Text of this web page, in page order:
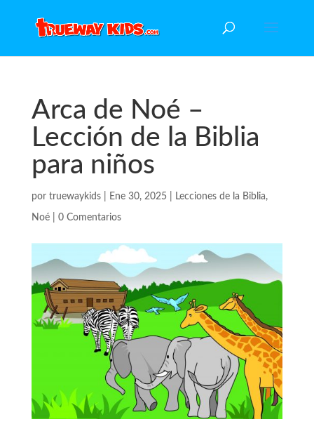
Arca de Noé –
Lección de la Biblia
para niños
por truewaykids| Ene 30, 2025| Lecciones de la Biblia,
Noé| 0 Comentarios